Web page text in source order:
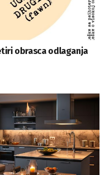
obrasca odlaganja